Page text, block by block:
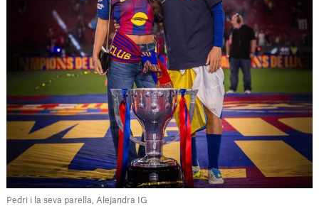
Pedri i la seva parella, Alejandra IG